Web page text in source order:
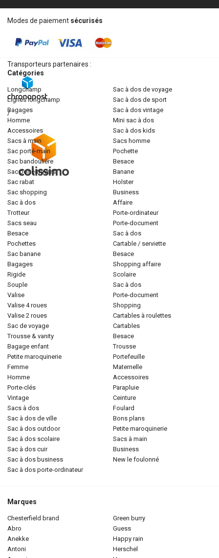
Modes de paiement sécurisés
Transporteurs partenaires :
/
Catégories
longchamp
lignes longchamp
bagages
homme
accessoires
sacs à main
sac porté-main
sac bandoulière
sac porté-travers
sac rabat
sac shopping
sac à dos
trotteur
sacs seau
besace
pochettes
sac banane
bagages
rigide
souple
valise
valise 4 roues
valise 2 roues
sac de voyage
trousse & vanity
bagage enfant
petite maroquinerie
femme
homme
porte-clés
vintage
sacs à dos
sac à dos de ville
sac à dos outdoor
sac à dos scolaire
sac à dos cuir
sac à dos business
sac à dos porte-ordinateur
sac à dos de voyage
sac à dos de sport
sac à dos vintage
mini sac à dos
sac à dos kids
sacs homme
pochette
besace
banane
holster
business
affaire
porte-ordinateur
porte-document
sac à dos
cartable / serviette
besace
shopping affaire
scolaire
sac à dos
porte-document
shopping
cartables à roulettes
cartables
besace
trousse
portefeuille
maternelle
accessoires
parapluie
ceinture
foulard
bons plans
petite maroquinerie
sacs à main
business
new le foulonné
Marques
chesterfield brand
abro
anekke
antoni
green burry
guess
happy rain
herschel